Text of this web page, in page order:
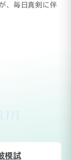
、毎日真剣に伴
模試